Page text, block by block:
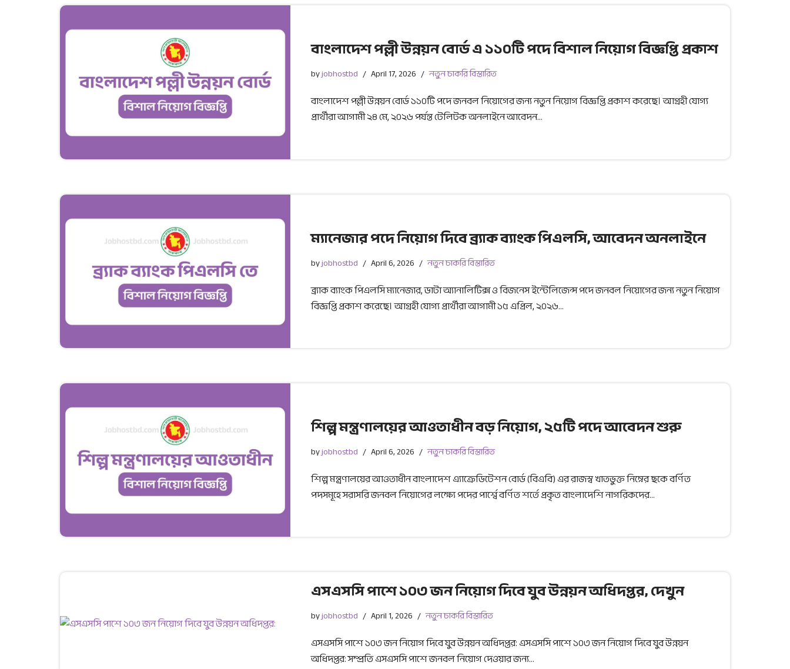
বাংলাদেশ পল্লী উন্নয়ন বোর্ড এ ১১০টি পদে বিশাল নিয়োগ বিজ্ঞপ্তি প্রকাশ
byjobhostbd April 17, 2026 নতুন চাকরি বিস্তারিত
বাংলাদেশ পল্লী উন্নয়ন বোর্ড ১১০টি পদে জনবল নিয়োগের জন্য নতুন নিয়োগ বিজ্ঞপ্তি প্রকাশ করেছে। আগ্রহী যোগ্য
প্রার্থীরা আগামী ২৪ মে, ২০২৬ পর্যন্ত টেলিটক অনলাইনে আবেদন…
ম্যানেজার পদে নিয়োগ দিবে ব্র্যাক ব্যাংক পিএলসি, আবেদন অনলাইনে
byjobhostbd April 6, 2026 নতুন চাকরি বিস্তারিত
ব্র্যাক ব্যাংক পিএলসি ম্যানেজার, ডাটা অ্যানালিটিক্স ও বিজনেস ইন্টেলিজেন্স পদে জনবল নিয়োগের জন্য নতুন নিয়োগ
বিজ্ঞপ্তি প্রকাশ করেছে। আগ্রহী যোগ্য প্রার্থীরা আগামী ১৫ এপ্রিল, ২০২৬…
শিল্প মন্ত্রণালয়ের আওতাধীন বড় নিয়োগ, ২৫টি পদে আবেদন শুরু
byjobhostbd April 6, 2026 নতুন চাকরি বিস্তারিত
শিল্প মন্ত্রণালয়ের আওতাধীন বাংলাদেশ এ্যাক্রেডিটেশন বোর্ড (বিএবি) এর রাজস্ব খাতভুক্ত নিম্নের ছকে বর্ণিত
পদসমূহে সরাসরি জনবল নিয়োগের লক্ষ্যে পদের পার্শ্বে বর্ণিত শর্তে প্রকৃত বাংলাদেশি নাগরিকদের…
এসএসসি পাশে ১০৩ জন নিয়োগ দিবে যুব উন্নয়ন অধিদপ্তর, দেখুন
byjobhostbd April 1, 2026 নতুন চাকরি বিস্তারিত
এসএসসি পাশে ১০৩ জন নিয়োগ দিবে যুব উন্নয়ন অধিদপ্তর: এসএসসি পাশে ১০৩ জন নিয়োগ দিবে যুব উন্নয়ন
অধিদপ্তর: সম্প্রতি এসএসসি পাশে জনবল নিয়োগ দেওয়ার জন্য…